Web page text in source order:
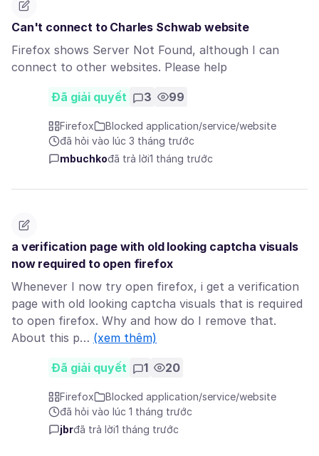
Can't connect to Charles Schwab website
Firefox shows Server Not Found, although I can
connect to other websites. Please help
Đã giải quyết 3 99
Firefox
Blocked application/service/website
đã hỏi vào lúc 3 tháng trước
mbuchkođã trả lời1 tháng trước
a verification page with old looking captcha visuals
now required to open firefox
Whenever I now try open firefox, i get a verification
page with old looking captcha visuals that is required
to open firefox. Why and how do I remove that.
About this p… (xem thêm)
Đã giải quyết 1 20
Firefox
Blocked application/service/website
đã hỏi vào lúc 1 tháng trước
jbrđã trả lời1 tháng trước